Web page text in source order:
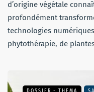
d’origine végétale
profondément
technologies
phytothérapie, de